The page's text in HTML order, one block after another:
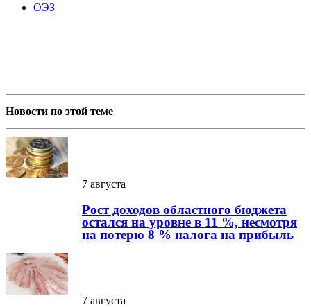
ОЭЗ
Новости по этой теме
7 августа
Рост доходов областного бюджета
остался на уровне в 11 %, несмотря
на потерю 8 % налога на прибыль
7 августа